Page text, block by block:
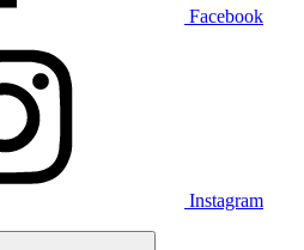
Facebook
Instagram